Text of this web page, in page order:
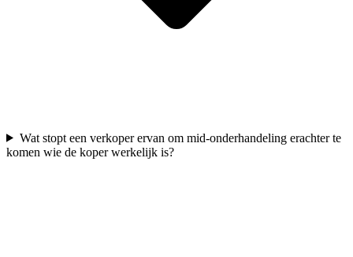
Wat stopt een verkoper ervan om mid-onderhandeling erachter te
komen wie de koper werkelijk is?